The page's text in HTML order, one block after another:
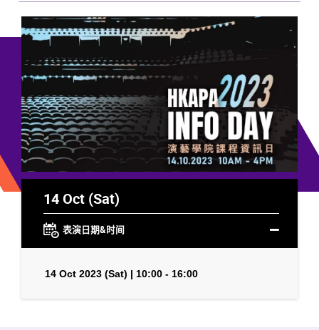
14 Oct (Sat)
表演日期&时间
14 Oct 2023 (Sat) | 10:00 - 16:00